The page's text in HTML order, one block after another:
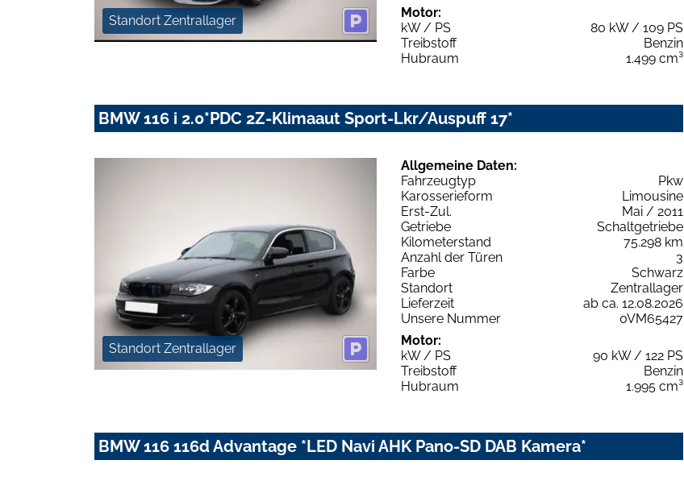
Standort Zentrallager
Motor:
kW / PS
80 kW / 109 PS
Treibstoff
Benzin
Hubraum
1.499 cm³
BMW 116 i 2.0*PDC 2Z-Klimaaut Sport-Lkr/Auspuff 17*
Standort Zentrallager
Allgemeine Daten:
Fahrzeugtyp
Pkw
Karosserieform
Limousine
Erst-Zul.
Mai / 2011
Getriebe
Schaltgetriebe
Kilometerstand
75.298 km
Anzahl der Türen
3
Farbe
Schwarz
Standort
Zentrallager
Lieferzeit
ab ca. 12.08.2026
Unsere Nummer
0VM65427
Motor:
kW / PS
90 kW / 122 PS
Treibstoff
Benzin
Hubraum
1.995 cm³
BMW 116 116d Advantage *LED Navi AHK Pano-SD DAB Kamera*